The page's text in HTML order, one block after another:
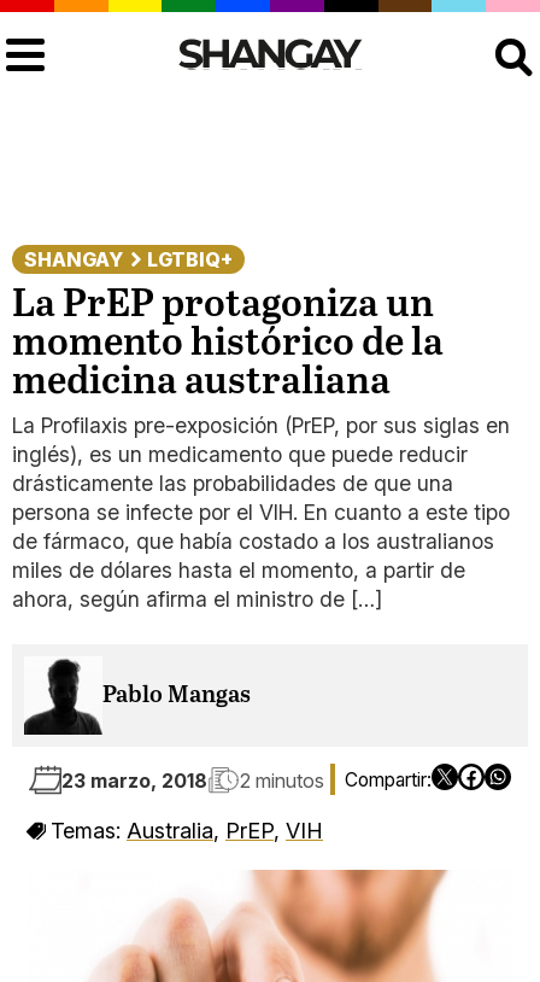
SHANGAY LGTBIQ+
La PrEP protagoniza un
momento histórico de la
medicina australiana
La Profilaxis pre-exposición (PrEP, por sus siglas en
inglés), es un medicamento que puede reducir
drásticamente las probabilidades de que una
persona se infecte por el VIH. En cuanto a este tipo
de fármaco, que había costado a los australianos
miles de dólares hasta el momento, a partir de
ahora, según afirma el ministro de […]
Pablo Mangas
23 marzo, 2018 2 minutos
Temas: Australia, PrEP, VIH